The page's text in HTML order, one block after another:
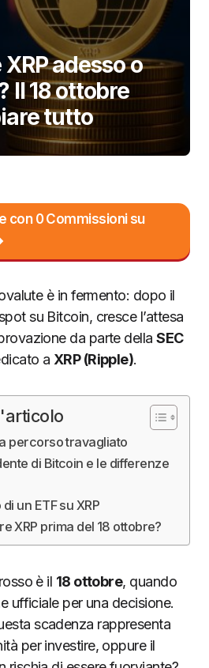
adesso o
Il 18 ottobre
tutto
con 0 Commissioni su
è in fermento: dopo il
su Bitcoin, cresce l’attesa
da parte dellaSEC
a XRP (Ripple).
percorso travagliato
di Bitcoin e le differenze
un ETF su XRP
XRP prima del 18 ottobre?
è il 18 ottobre, quando
ufficiale per una decisione.
scadenza rappresenta
per investire, oppure il